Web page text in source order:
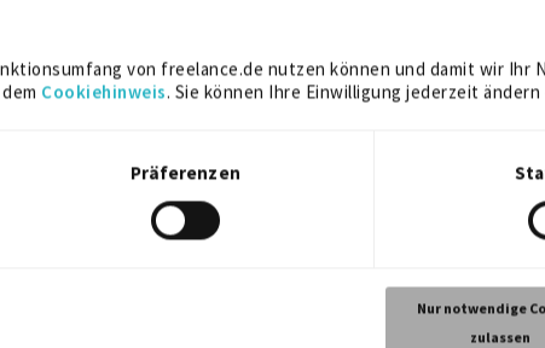
von freelance.de nutzen können und damit wir
Cookiehinweis. Sie können Ihre Einwilligung jederzeit
Präferenzen
Nur notwendige
zulassen
MS 365/Exchange/Intune/Teams
Microsoft 365
- OFFICE 365 - AZURE - TEAMS - SECUR...